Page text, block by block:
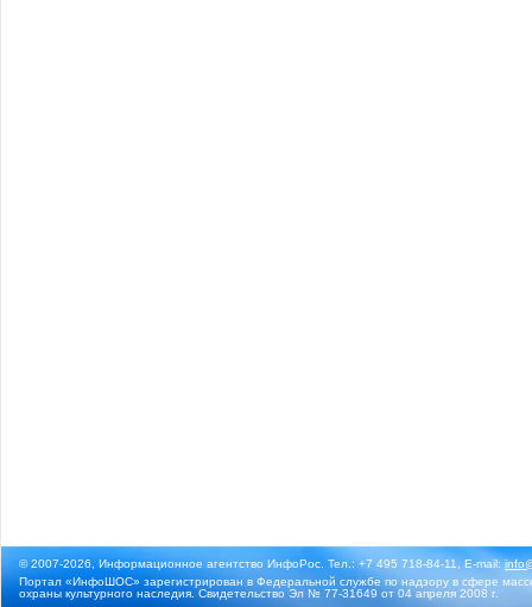
© 2007-2026, Информационное агентство ИнфоРос. Тел.: +7 495 718-84-11, E-mail:
Портал «ИнфоШОС» зарегистрирован в Федеральной службе по надзору в сфере
охраны культурного наследия. Свидетельство Эл № 77-31649 от 04 апреля 2008 г.